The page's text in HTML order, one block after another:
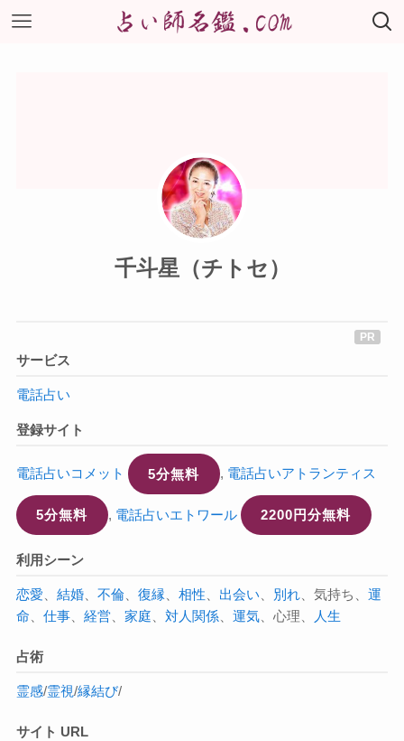
千斗星（チトセ）
サービス
電話占い
登録サイト
電話占いコメット 5分無料 , 電話占いアトランティス
5分無料 , 電話占いエトワール 2200円分無料
利用シーン
恋愛 結婚、 不倫、 復縁 相性 出会い 別れ、気持ち、 運
命
仕事、 経営、 家庭 対人関係、 運気、心理、 人生
占術
霊感/霊視/縁結び/
サイト URL